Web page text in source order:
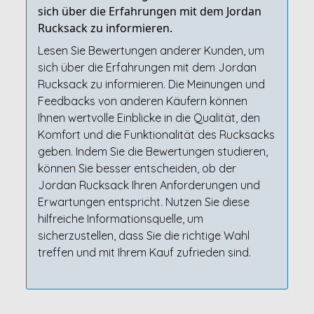
sich über die Erfahrungen mit dem Jordan
Rucksack zu informieren.
Lesen Sie Bewertungen anderer Kunden, um
sich über die Erfahrungen mit dem Jordan
Rucksack zu informieren. Die Meinungen und
Feedbacks von anderen Käufern können
Ihnen wertvolle Einblicke in die Qualität, den
Komfort und die Funktionalität des Rucksacks
geben. Indem Sie die Bewertungen studieren,
können Sie besser entscheiden, ob der
Jordan Rucksack Ihren Anforderungen und
Erwartungen entspricht. Nutzen Sie diese
hilfreiche Informationsquelle, um
sicherzustellen, dass Sie die richtige Wahl
treffen und mit Ihrem Kauf zufrieden sind.